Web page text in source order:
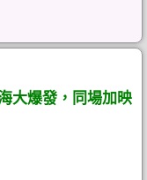
大爆發，同場加映